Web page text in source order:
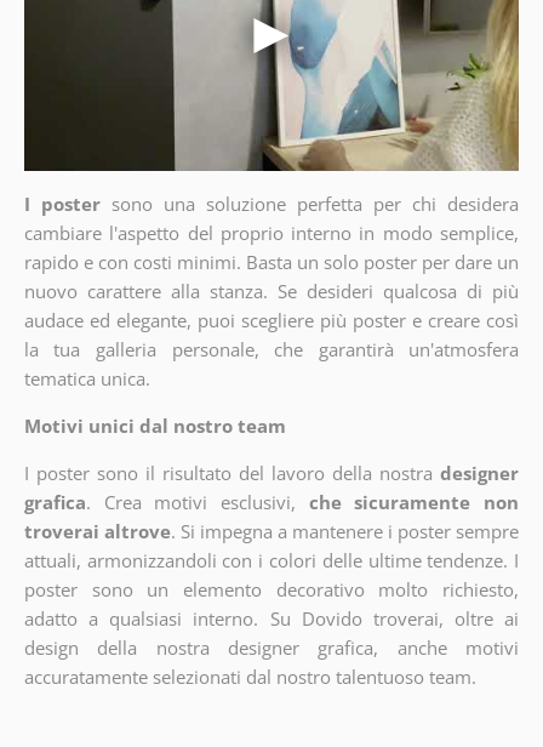
I poster sono una soluzione perfetta per chi desidera
cambiare l'aspetto del proprio interno in modo semplice,
rapido e con costi minimi. Basta un solo poster per dare un
nuovo carattere alla stanza. Se desideri qualcosa di più
audace ed elegante, puoi scegliere più poster e creare così
la tua galleria personale, che garantirà un'atmosfera
tematica unica.
Motivi unici dal nostro team
I poster sono il risultato del lavoro della nostra designer
grafica. Crea motivi esclusivi, che sicuramente non
troverai altrove. Si impegna a mantenere i poster sempre
attuali, armonizzandoli con i colori delle ultime tendenze. I
poster sono un elemento decorativo molto richiesto,
adatto a qualsiasi interno. Su Dovido troverai, oltre ai
design della nostra designer grafica, anche motivi
accuratamente selezionati dal nostro talentuoso team.